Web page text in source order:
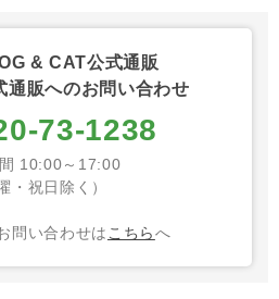
& CAT公式通販
通販へのお問い合わせ
73-1238
10:00～17:00
・祝日除く）
問い合わせは こちらへ